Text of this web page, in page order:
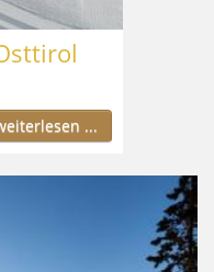
...